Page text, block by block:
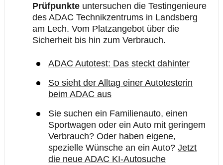
Prüfpunkte untersuchen die Testingenieure
des ADAC Technikzentrums in Landsberg
am Lech. Vom Platzangebot über die
Sicherheit bis hin zum Verbrauch.
ADAC Autotest: Das steckt dahinter
So sieht der Alltag einer Autotesterin
beim ADAC aus
Sie suchen ein Familienauto, einen
Sportwagen oder ein Auto mit geringem
Verbrauch? Oder haben eigene,
spezielle Wünsche an ein Auto? Jetzt
die neue ADAC KI-Autosuche